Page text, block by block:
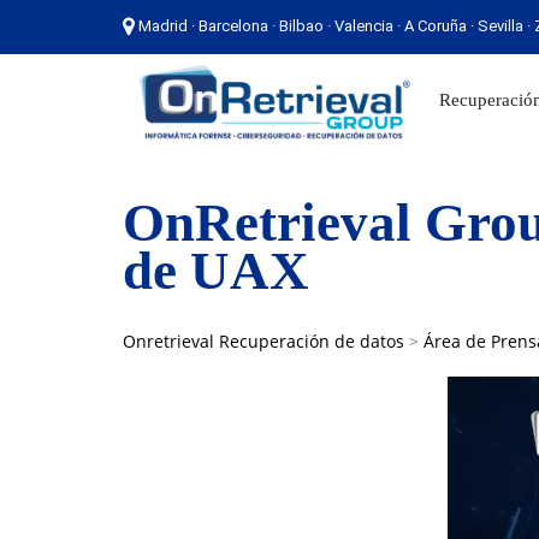
Madrid · Barcelona · Bilbao · Valencia · A Coruña · Sevilla
Madrid · Barcelona · Bilbao · Valencia · A
OnRetrieval
de UAX
Onretrieval Recuperación de datos > Área de